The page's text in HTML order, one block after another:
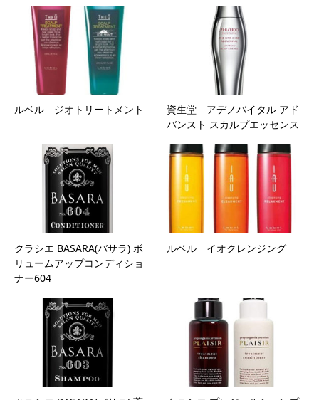
ルベル ジオトリートメント
資生堂 アデノバイタル アド
バンスト スカルプエッセンス
クラシエ BASARA(バサラ) ボ
リュームアップコンディショ
ナー604
ルベル イオクレンジング